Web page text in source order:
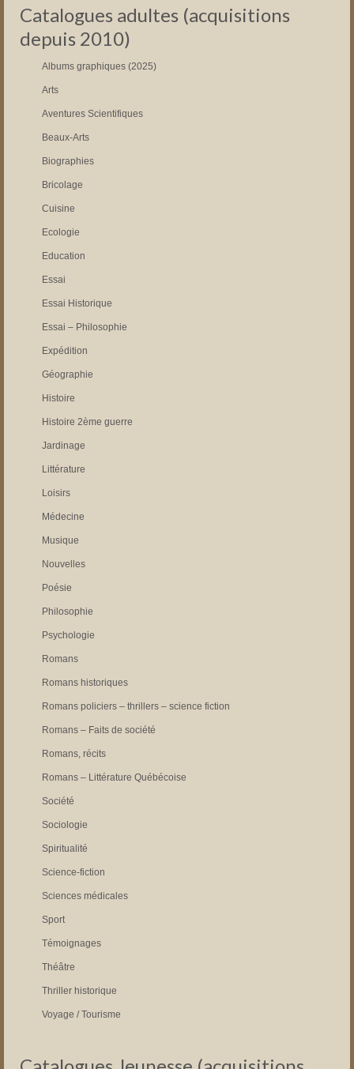
Catalogues adultes (acquisitions
depuis 2010)
Albums graphiques (2025)
Arts
Aventures Scientifiques
Beaux-Arts
Biographies
Bricolage
Cuisine
Ecologie
Education
Essai
Essai Historique
Essai – Philosophie
Expédition
Géographie
Histoire
Histoire 2ème guerre
Jardinage
Littérature
Loisirs
Médecine
Musique
Nouvelles
Poésie
Philosophie
Psychologie
Romans
Romans historiques
Romans policiers – thrillers – science fiction
Romans – Faits de société
Romans, récits
Romans – Littérature Québécoise
Société
Sociologie
Spiritualité
Science-fiction
Sciences médicales
Sport
Témoignages
Théâtre
Thriller historique
Voyage / Tourisme